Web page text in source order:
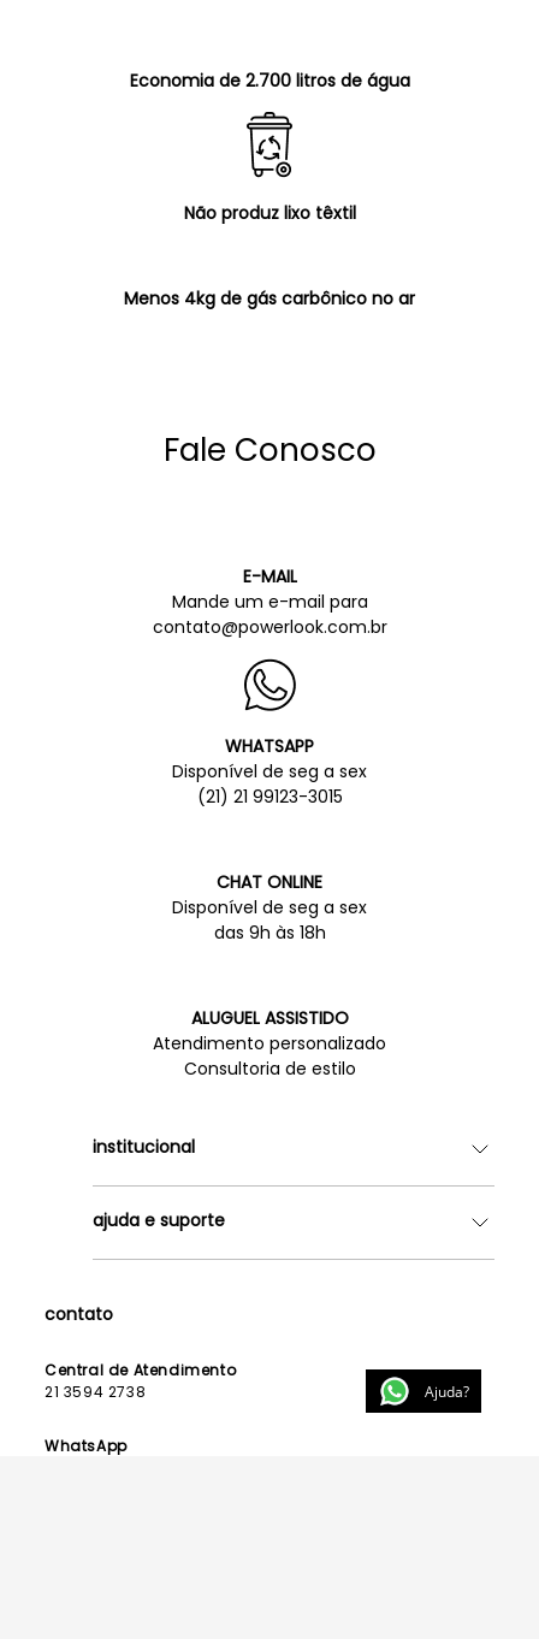
Ajuda?
Economia de 2.700 litros de água
Não produz lixo têxtil
Menos 4kg de gás carbônico no ar
Fale Conosco
E-MAIL
Mande um e-mail para
contato@powerlook.com.br
WHATSAPP
Disponível de seg a sex
(21) 21 99123-3015
CHAT ONLINE
Disponível de seg a sex
das 9h às 18h
ALUGUEL ASSISTIDO
Atendimento personalizado
Consultoria de estilo
institucional
Lojas
Como Funciona
Lista de Formandas
ajuda e suporte
Política de Privacidade
contato
Central de Atendimento
21 3594 2738
WhatsApp